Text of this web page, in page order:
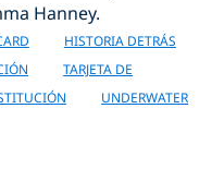
Hanney.
HISTORIA DETRÁS
TARJETA DE
UNDERWATER